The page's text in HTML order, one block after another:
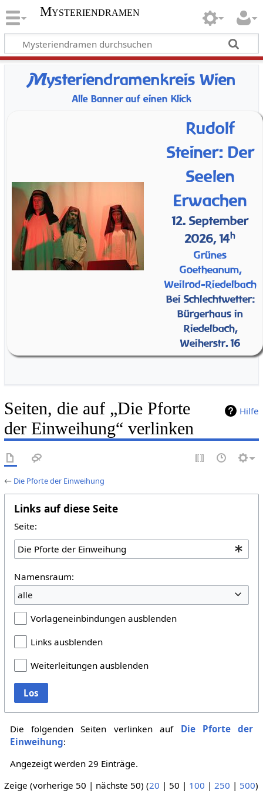
Mysteriendramen
Mysteriendramenkreis Wien
Alle Banner auf einen Klick
Rudolf
Steiner: Der
Seelen
Erwachen
12. September
2026, 14h
Grünes
Goetheanum,
Weilrod-Riedelbach
Bei Schlechtwetter:
Bürgerhaus in
Riedelbach,
Weiherstr. 16
Hilfe
Seiten, die auf „Die Pforte
der Einweihung“ verlinken
← Die Pforte der Einweihung
Links auf diese Seite
Seite:
Namensraum:
alle
Vorlageneinbindungen ausblenden
Links ausblenden
Weiterleitungen ausblenden
Los
Die folgenden Seiten verlinken auf Die Pforte der
Einweihung:
Angezeigt werden 29 Einträge.
Zeige (vorherige 50 | nächste 50) (20 | 50 | 100 | 250 | 500)